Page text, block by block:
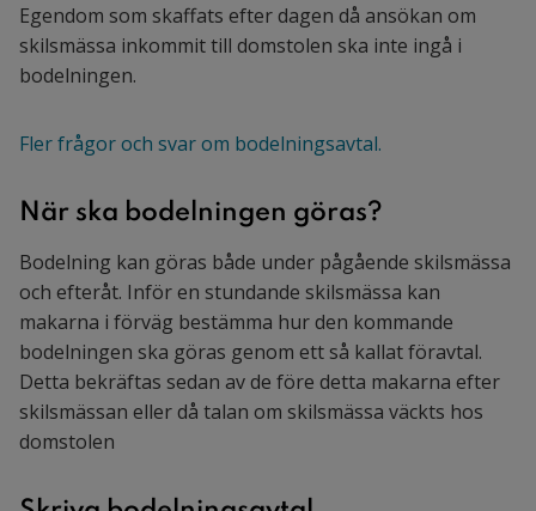
Egendom som skaffats efter dagen då ansökan om
skilsmässa inkommit till domstolen ska inte ingå i
bodelningen.
Fler frågor och svar om bodelningsavtal.
När ska bodelningen göras?
Bodelning kan göras både under pågående skilsmässa
och efteråt. Inför en stundande skilsmässa kan
makarna i förväg bestämma hur den kommande
bodelningen ska göras genom ett så kallat föravtal.
Detta bekräftas sedan av de före detta makarna efter
skilsmässan eller då talan om skilsmässa väckts hos
domstolen